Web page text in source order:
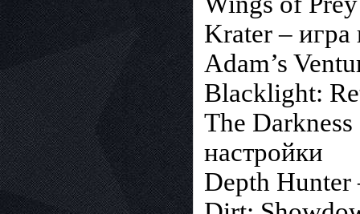
Krater –
Adam’s
Blacklight:
The
настройки
Depth Hunter